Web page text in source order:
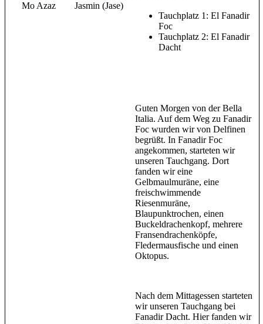
Mo Azaz Jasmin (Jase)
Tauchplatz 1: El Fanadir
Foc
Tauchplatz 2: El Fanadir
Dacht
Guten Morgen von der Bella
Italia. Auf dem Weg zu Fanadir
Foc wurden wir von Delfinen
begrüßt. In Fanadir Foc
angekommen, starteten wir
unseren Tauchgang. Dort
fanden wir eine
Gelbmaulmuräne, eine
freischwimmende
Riesenmuräne,
Blaupunktrochen, einen
Buckeldrachenkopf, mehrere
Fransendrachenköpfe,
Fledermausfische und einen
Oktopus.
Nach dem Mittagessen starteten
wir unseren Tauchgang bei
Fanadir Dacht. Hier fanden wir